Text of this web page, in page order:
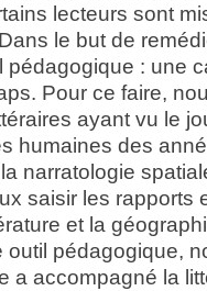
lecteurs sont
le but de
: une
Pour ce faire,
ayant vu le
humaines des
narratologie
saisir les rapports
et la
outil pédagogique,
a accompagné la